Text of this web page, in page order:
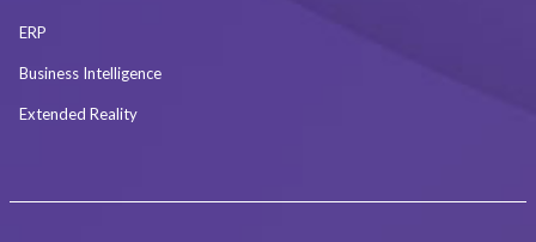
ERP
Business Intelligence
Extended Reality